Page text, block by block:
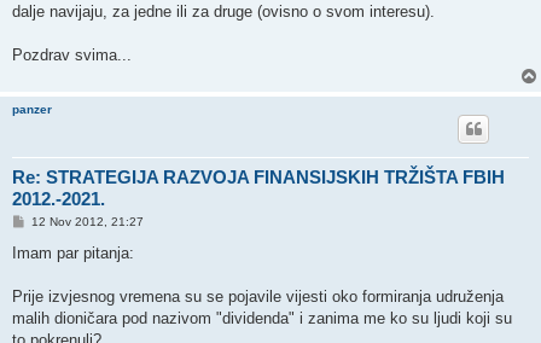
dalje navijaju, za jedne ili za druge (ovisno o svom interesu).
Pozdrav svima...
panzer
Re: STRATEGIJA RAZVOJA FINANSIJSKIH TRŽIŠTA FBIH
2012.-2021.
P
s
12 Nov 2012, 21:27
Imam par pitanja:
Prije izvjesnog vremena su se pojavile vijesti oko formiranja udruženja
malih dioničara pod nazivom "dividenda" i zanima me ko su ljudi koji su